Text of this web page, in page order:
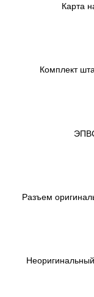
Карта
Комплект
Разъем